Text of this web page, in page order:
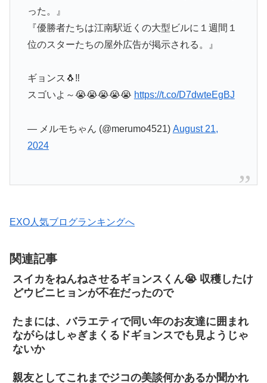
った。』
『優勝者たちは江南駅近くの大型ビルに１週間１
位のスターたちの屋外広告が掲示される。』
ギョンス🐧‼️
スゴいよ～😭😭😭😭😭 https://t.co/D7dwteEgBJ
— メルモちゃん (@merumo4521) August 21,
2024
EXO人気ブログランキングへ
関連記事
スイカをねんねさせるギョンスくん😭 収穫したけ
どウビニヒョンが不在だったので
たまには、バラエティで同い年のお友達に囲まれ
ながらはしゃぎまくるドギョンスでも見ようじゃ
ないか
親友としてこれまでジコの美談何かあるか聞かれ